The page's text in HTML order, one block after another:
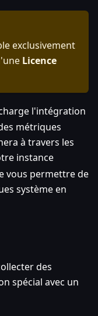
exclusivement
Licence
l'intégration
métriques
à travers les
instance
vous permettre de
système en
des
spécial avec un